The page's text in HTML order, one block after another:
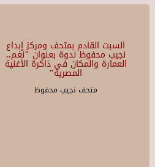
السبت القادم بمتحف ومركز إبداع
نجيب محفوظ ندوة بعنوان "نغم..
العمارة والمكان في ذاكرة الأغنية
المصرية"
متحف نجيب محفوظ